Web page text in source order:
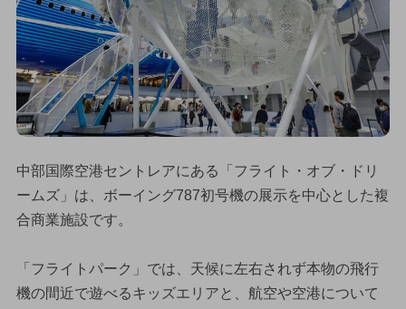
中部国際空港セントレアにある「フライト・オブ・ドリ
ームズ」は、ボーイング787初号機の展示を中心とした複
合商業施設です。
「フライトパーク」では、天候に左右されず本物の飛行
機の間近で遊べるキッズエリアと、航空や空港について